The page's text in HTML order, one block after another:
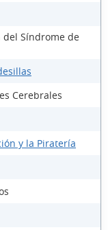
del Síndrome de
Cerebrales
y la Piratería